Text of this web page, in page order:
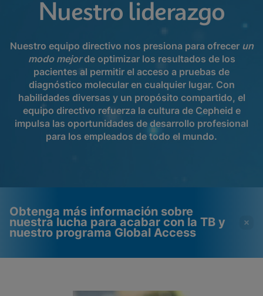
Nuestro liderazgo
Nuestro equipo directivo nos presiona para ofrecer un
modo mejorde optimizar los resultados de los
pacientes al permitir el acceso a pruebas de
diagnóstico molecular en cualquier lugar. Con
habilidades diversas y un propósito compartido, el
equipo directivo refuerza la cultura de Cepheid e
impulsa las oportunidades de desarrollo profesional
para los empleados de todo el mundo.
Obtenga más información sobre
nuestra lucha para acabar con la TB y
nuestro programa Global Access